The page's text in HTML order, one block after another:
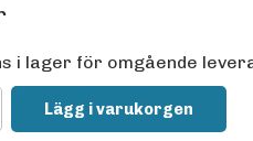
i lager för omgående
Lägg i varukorgen